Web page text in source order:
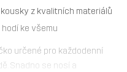
z kvalitních materiálů
ke všemu
určené pro každodenní
Snadno se nosí a